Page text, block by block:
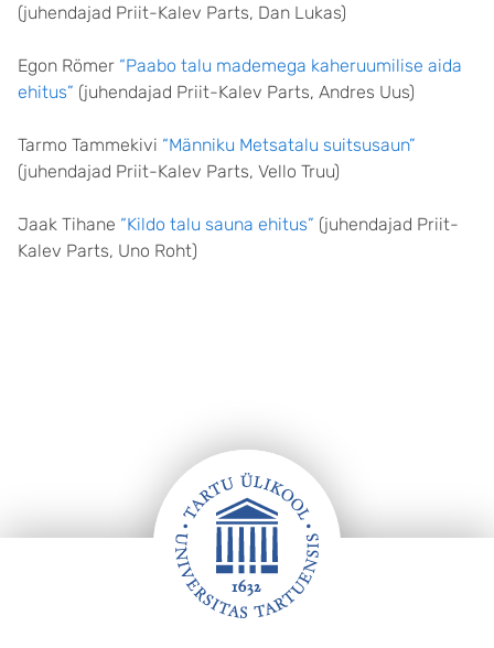
(juhendajad Priit-Kalev Parts, Dan Lukas)
Egon Römer “Paabo talu mademega kaheruumilise aida
ehitus” (juhendajad Priit-Kalev Parts, Andres Uus)
Tarmo Tammekivi “Männiku Metsatalu suitsusaun”
(juhendajad Priit-Kalev Parts, Vello Truu)
Jaak Tihane “Kildo talu sauna ehitus” (juhendajad Priit-
Kalev Parts, Uno Roht)